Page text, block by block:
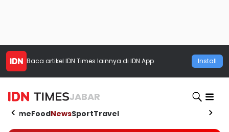
Baca artikel IDN Times lainnya di IDN App Install
JABAR
HomeFoodNewsSportTravel